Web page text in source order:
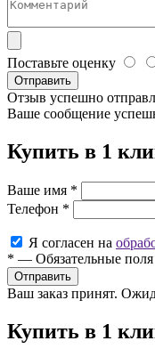
Поставьте оценку
Отправить
Отзыв успешно
Ваше сообщение
Купить в 1
Ваше имя *
Телефон *
Я согласен на
* — Обязательные поля
Ваш заказ принят.
Купить в 1